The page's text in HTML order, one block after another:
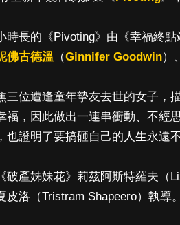
時長的《Pivoting》由《幸福終
佛古德溫 （Ginnifer Goodwin）
三位遭逢童年摯友去世的女子，
福，因此做出一連串衝動、不經
也證明了要搞砸自己的人生永遠不
破產姊妹花》莉茲阿斯特羅夫（
皮洛（Tristram Shapeero）執導。